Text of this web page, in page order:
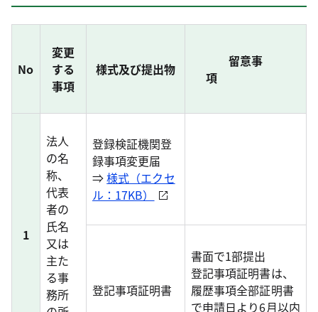
No
変更
する
事項
様式及び提出物
留意事
項
1
法人
の名
称、
代表
者の
氏名
又は
主た
る事
務所
登録検証機関登
録事項変更届
⇒様式（エクセ
ル：17KB）
登記事項証明書
書面で1部提出
登記事項証明書は、
履歴事項全部証明書
で申請日より6月以内